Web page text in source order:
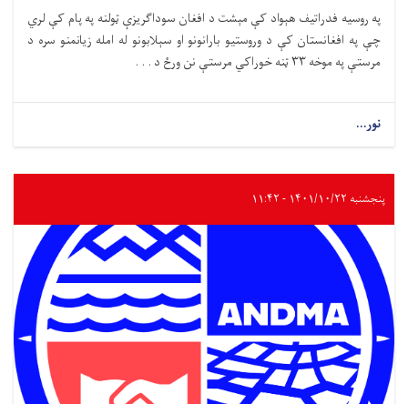
په روسیه فدراتیف هېواد کې مېشت د افغان سوداګریزې ټولنه په پام کې لري
چې په افغانستان کې د وروستیو بارانونو او سېلابونو له امله زیانمنو سره د
مرستې په موخه ۳۳ ټنه خوراکي مرستې نن ورځ د . . .
نور...
پنجشنبه ۱۴۰۱/۱۰/۲۲ - ۱۱:۴۲